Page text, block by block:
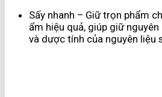
Sấy nhanh – Giữ trọn phẩm
ẩm hiệu quả, giúp giữ
và dược tính của nguyên liệu